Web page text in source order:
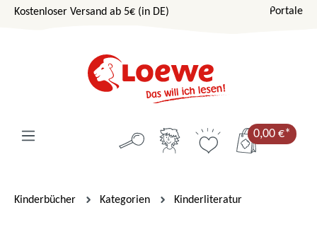
Zum Hauptinhalt springen
Kostenloser Versand ab 5€ (in DE) Portale
0,00 €*
Kinderbücher Kategorien Kinderliteratur